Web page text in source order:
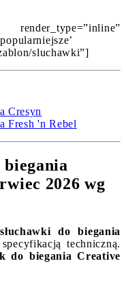
sluchawki”]
Cresyn
Fresh 'n Rebel
biegania
2026 wg
do biegania
techniczną.
do biegania Creative